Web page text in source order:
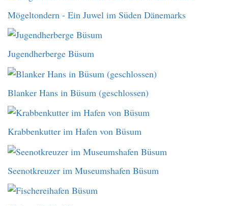
Mögeltondern - Ein Juwel im Süden Dänemarks
Jugendherberge Büsum
Blanker Hans in Büsum (geschlossen)
Krabbenkutter im Hafen von Büsum
Seenotkreuzer im Museumshafen Büsum